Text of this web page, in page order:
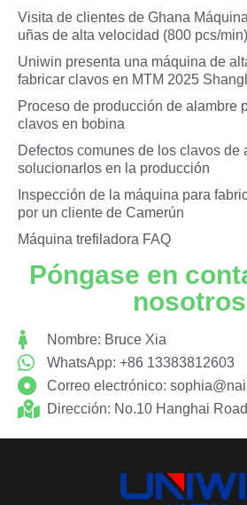
Visita de clientes de Ghana
uñas de alta velocidad (800 pcs/min)
Uniwin presenta una máquina de
fabricar clavos en MTM 2025
Proceso de producción de alambre
clavos en bobina
Defectos comunes de los clavos de
solucionarlos en la producción
Inspección de la máquina para
por un cliente de Camerún
Máquina trefiladora FAQ
Póngase en
nosotros
Nombre: Bruce Xia
WhatsApp: +86 13383812603
Correo electrónico:
Dirección: No.10 Hanghai